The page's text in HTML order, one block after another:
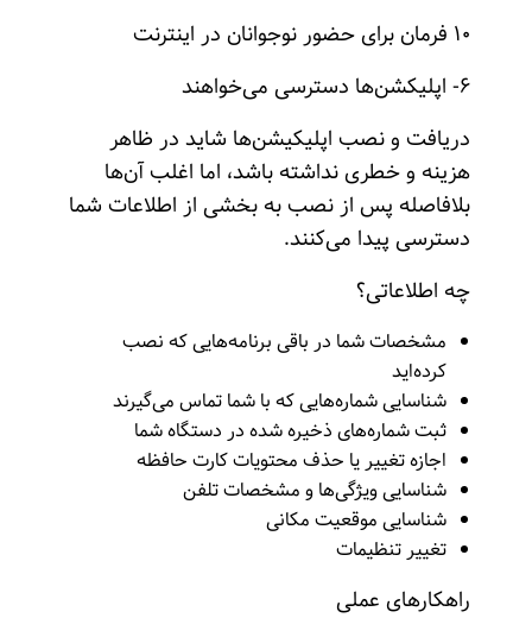
۱۰ فرمان برای حضور نوجوانان در اینترنت
۶- اپلیکشن‌ها دسترسی ‌می‌خواهند
دریافت و نصب اپلیکیشن‌ها شاید در ظاهر
هزینه و خطری نداشته باشد، اما اغلب آن‌ها
بلافاصله پس از نصب به بخشی از اطلاعات شما
دسترسی پیدا می‌کنند.
چه اطلاعاتی؟
مشخصات شما در باقی برنامه‌هایی که نصب
کرده‌اید
شناسایی شماره‌هایی که با شما تماس می‌گیرند
ثبت شماره‌های ذخیره شده در دستگاه شما
اجازه تغییر یا حذف محتویات کارت حافظه
شناسایی ویژگی‌ها و مشخصات تلفن
شناسایی موقعیت مکانی
تغییر تنظیمات
راهکارهای عملی